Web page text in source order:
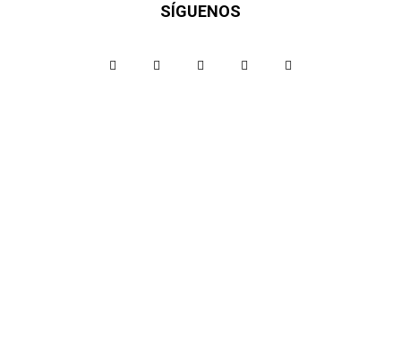
SÍGUENOS